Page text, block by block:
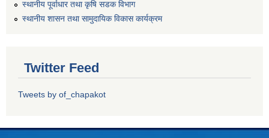
स्थानीय पूर्वाधार तथा कृषि सडक विभाग
स्थानीय शासन तथा सामुदायिक विकास कार्यक्रम
Twitter Feed
Tweets by of_chapakot